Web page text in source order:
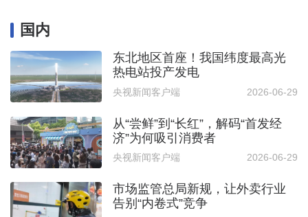
国内
东北地区首座！我国纬度最高光
热电站投产发电
央视新闻客户端 2026-06-29
从“尝鲜”到“长红”，解码“首发经
济”为何吸引消费者
央视新闻客户端 2026-06-29
市场监管总局新规，让外卖行业
告别“内卷式”竞争